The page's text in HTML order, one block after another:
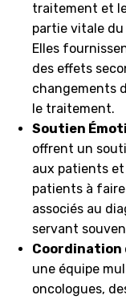
traitement et
partie vitale du
Elles
des effets
changements
le traitement.
Soutien
offrent un
aux patients et
patients à
associés au
servant
Coordination
une équipe
oncologues,